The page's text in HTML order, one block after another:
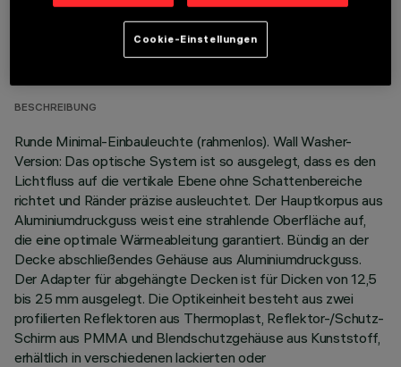
TECHNISCHE DATEN
BESCHREIBUNG
Runde Minimal-Einbauleuchte (rahmenlos). Wall Washer-
Version: Das optische System ist so ausgelegt, dass es den
Lichtfluss auf die vertikale Ebene ohne Schattenbereiche
richtet und Ränder präzise ausleuchtet. Der Hauptkorpus aus
Aluminiumdruckguss weist eine strahlende Oberfläche auf,
die eine optimale Wärmeableitung garantiert. Bündig an der
Decke abschließendes Gehäuse aus Aluminiumdruckguss.
Der Adapter für abgehängte Decken ist für Dicken von 12,5
bis 25 mm ausgelegt. Die Optikeinheit besteht aus zwei
profilierten Reflektoren aus Thermoplast, Reflektor-/Schutz-
Schirm aus PMMA und Blendschutzgehäuse aus Kunststoff,
erhältlich in verschiedenen lackierten oder
Cookie-Einstellungen